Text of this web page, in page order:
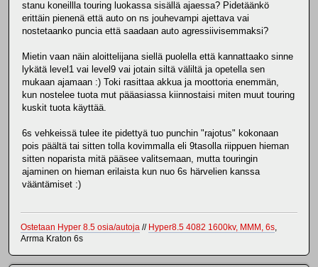
stanu koneillla touring luokassa sisällä ajaessa? Pidetäänkö
erittäin pienenä että auto on ns jouhevampi ajettava vai
nostetaanko puncia että saadaan auto agressiivisemmaksi?
Mietin vaan näin aloittelijana siellä puolella että kannattaako sinne
lykätä level1 vai level9 vai jotain siltä väliltä ja opetella sen
mukaan ajamaan :) Toki rasittaa akkua ja moottoria enemmän,
kun nostelee tuota mut pääasiassa kiinnostaisi miten muut touring
kuskit tuota käyttää.
6s vehkeissä tulee ite pidettyä tuo punchin "rajotus" kokonaan
pois päältä tai sitten tolla kovimmalla eli 9tasolla riippuen hieman
sitten noparista mitä pääsee valitsemaan, mutta touringin
ajaminen on hieman erilaista kun nuo 6s härvelien kanssa
vääntämiset :)
Ostetaan Hyper 8.5 osia/autoja // Hyper8.5 4082 1600kv, MMM, 6s
Arrma Kraton 6s